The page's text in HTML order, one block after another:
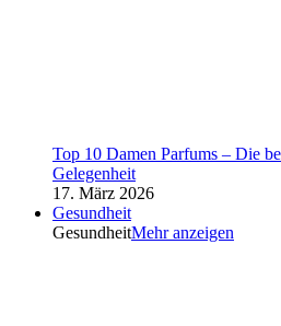
Top 10 Damen Parfums – Die
Gelegenheit
17. März 2026
Gesundheit
GesundheitMehr anzeigen